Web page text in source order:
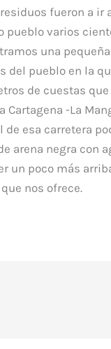
fueron a ir
pueblo varios
una
del pueblo en la
de cuestas que
Cartagena -La
de esa carretera
arena negra con
un poco más
nos ofrece.